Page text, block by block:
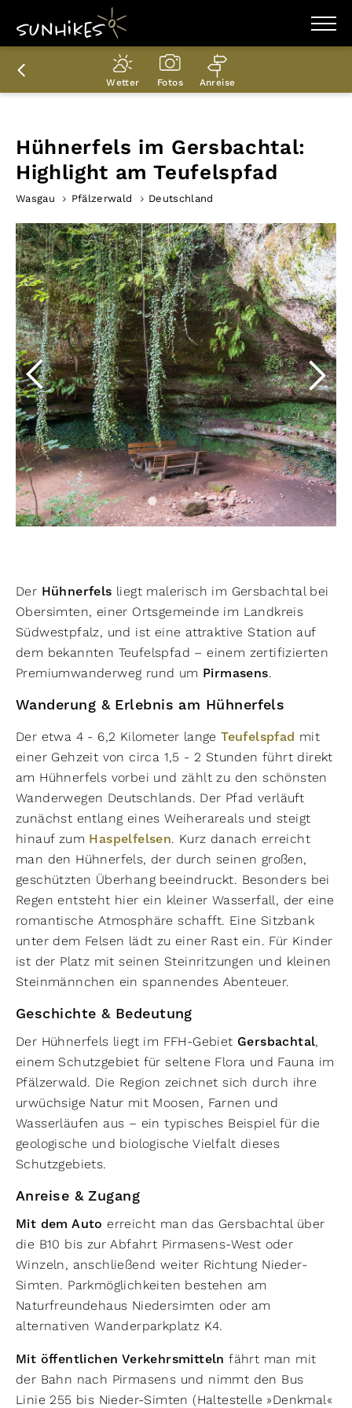
WANDERZIELE
WANDERUNGEN
ENTDECKEN
PLANER
Wetter Fotos Anreise
Hühnerfels im Gersbachtal:
Highlight am Teufelspfad
Wasgau Pfälzerwald Deutschland
Der Hühnerfels liegt malerisch im Gersbachtal bei
Obersimten, einer Ortsgemeinde im Landkreis
Südwestpfalz, und ist eine attraktive Station auf
dem bekannten Teufelspfad – einem zertifizierten
Premiumwanderweg rund um Pirmasens.
Wanderung & Erlebnis am Hühnerfels
Der etwa 4 - 6,2 Kilometer langeTeufelspfad mit
einer Gehzeit von circa 1,5 - 2 Stunden führt direkt
am Hühnerfels vorbei und zählt zu den schönsten
Wanderwegen Deutschlands. Der Pfad verläuft
zunächst entlang eines Weiherareals und steigt
hinauf zum Haspelfelsen. Kurz danach erreicht
man den Hühnerfels, der durch seinen großen,
geschützten Überhang beeindruckt. Besonders bei
Regen entsteht hier ein kleiner Wasserfall, der eine
romantische Atmosphäre schafft. Eine Sitzbank
unter dem Felsen lädt zu einer Rast ein. Für Kinder
ist der Platz mit seinen Steinritzungen und kleinen
Steinmännchen ein spannendes Abenteuer.
Geschichte & Bedeutung
Der Hühnerfels liegt im FFH-Gebiet Gersbachtal,
einem Schutzgebiet für seltene Flora und Fauna im
Pfälzerwald. Die Region zeichnet sich durch ihre
urwüchsige Natur mit Moosen, Farnen und
Wasserläufen aus – ein typisches Beispiel für die
geologische und biologische Vielfalt dieses
Schutzgebiets.
Anreise & Zugang
Mit dem Auto erreicht man das Gersbachtal über
die B10 bis zur Abfahrt Pirmasens-West oder
Winzeln, anschließend weiter Richtung Nieder-
Simten. Parkmöglichkeiten bestehen am
Naturfreundehaus Niedersimten oder am
alternativen Wanderparkplatz K4.
Mit öffentlichen Verkehrsmitteln fährt man mit
der Bahn nach Pirmasens und nimmt den Bus
Linie 255 bis Nieder-Simten (Haltestelle »Denkmal«